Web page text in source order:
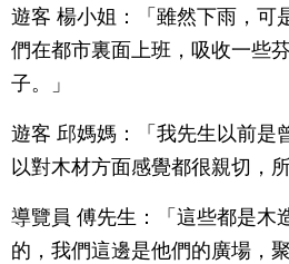
遊客 楊小姐：「雖然下雨，可
們在都市裏面上班，吸收一些
子。」
遊客 邱媽媽：「我先生以前是
以對木材方面感覺都很親切，
導覽員 傅先生：「這些都是木
的，我們這邊是他們的廣場，